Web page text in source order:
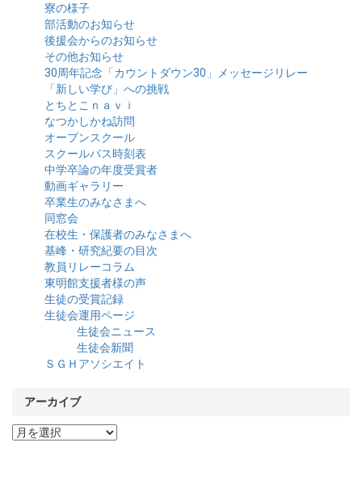
寮の様子
部活動のお知らせ
後援会からのお知らせ
その他お知らせ
30周年記念「カウントダウン30」メッセージリレー
「新しい学び」への挑戦
とちとこｎａｖｉ
なつかしかね訪問
オープンスクール
スクールバス時刻表
中学卒論の年度受賞者
動画ギャラリー
卒業生のみなさまへ
同窓会
在校生・保護者のみなさまへ
基峰・研究紀要の目次
教員リレーコラム
東明館支援者様の声
生徒の受賞記録
生徒会運用ページ
生徒会ニュース
生徒会新聞
ＳＧＨアソシエイト
アーカイブ
ア